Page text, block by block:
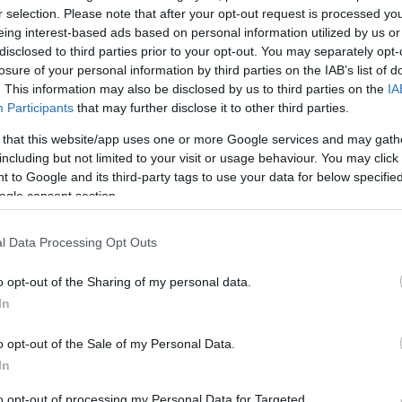
selection. Please note that after your opt-out request is processed
interest-based ads based on personal information utilized by us
to third parties prior to your opt-out. You may separately
of your personal information by third parties on the IAB’s list of
This information may also be disclosed by us to third parties on the
Participants that may further disclose it to other third parties.
that this website/app uses one or more Google services and may
but not limited to your visit or usage behaviour. You may
to Google and its third-party tags to use your data for below
consent section.
Data Processing Opt Outs
opt-out of the Sharing of my personal data.
opt-out of the Sale of my Personal Data.
érintett bizottsági tagok kerekasztal
Bizottság kezdeményezésére.
8-ára a rendkívüli téli időjárási események
Megyei Védelmi Bizottság Titkársága.
a vasút- és autóbusz társaság, a rendőrség, a
szakemberei kötetlen szakmai beszélgetés
eljárásrendeket, a kapcsolattartás és az
A résztvevők egyeztettek az egyes szervezetek
téli időjárási esemény során a feladatellátáskor
pontokról.
elmúlt évek tapasztalati során elmondható, hogy
előírásoknak megfelelő, de szükséges az
helyzetekben követendő magatartási